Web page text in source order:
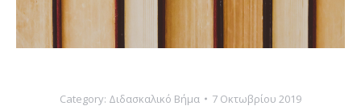
Category: Διδασκαλικό Βήμα 7 Οκτωβρίου 2019